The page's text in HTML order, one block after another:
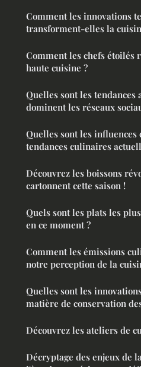
Comment les innovations
transforment-elles la
Comment les chefs étoilés
haute cuisine ?
Quelles sont les
dominent les réseaux
Quelles sont les
tendances culinaires
Découvrez les boissons
cartonnent cette saison !
Quels sont les plats les
en ce moment ?
Comment les émissions
notre perception de la
Quelles sont les
matière de conservation
Découvrez les ateliers de
Décryptage des enjeux de